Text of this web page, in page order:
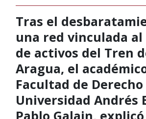
Tras el
una red vinculada al
de activos del Tren
Aragua, el
Facultad de Derecho
Universidad Andrés
Pablo Galain,